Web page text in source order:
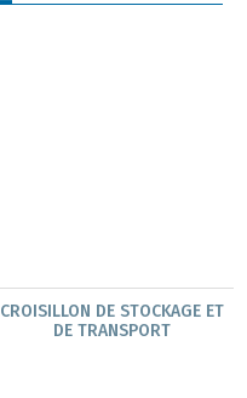
CROISILLON DE STOCKAGE ET
DE TRANSPORT